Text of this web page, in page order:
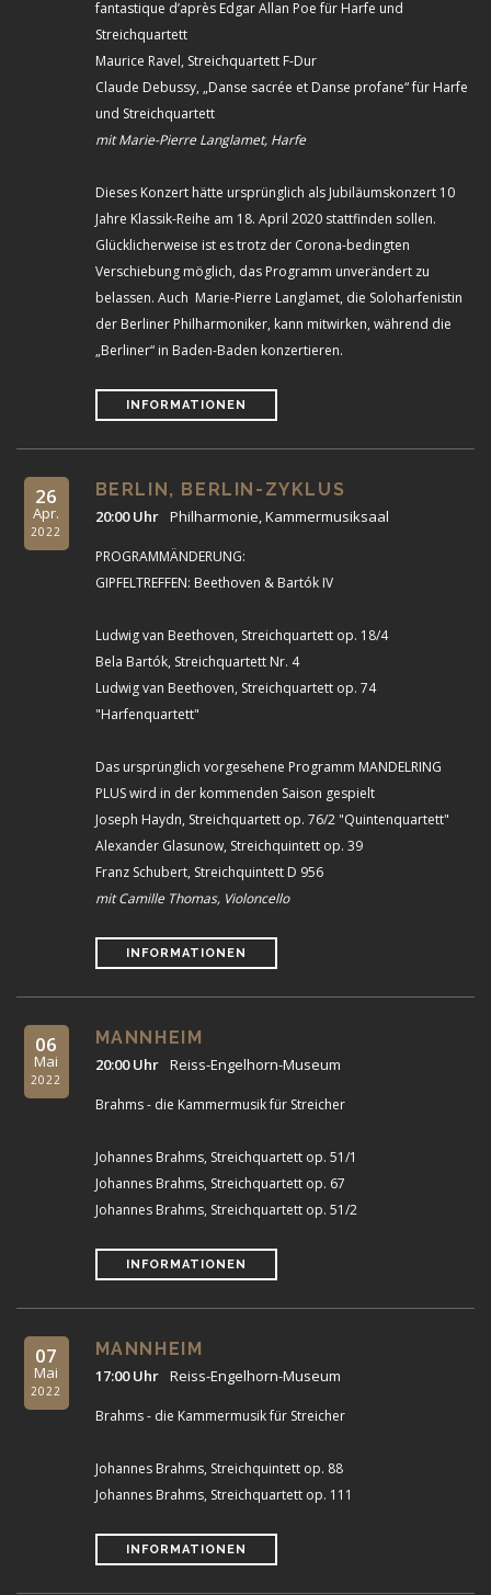
fantastique d’après Edgar Allan Poe für Harfe und
Streichquartett
Maurice Ravel, Streichquartett F-Dur
Claude Debussy, „Danse sacrée et Danse profane“ für Harfe
und Streichquartett
mit Marie-Pierre Langlamet, Harfe
Dieses Konzert hätte ursprünglich als Jubiläumskonzert 10
Jahre Klassik-Reihe am 18. April 2020 stattfinden sollen.
Glücklicherweise ist es trotz der Corona-bedingten
Verschiebung möglich, das Programm unverändert zu
belassen. Auch Marie-Pierre Langlamet, die Soloharfenistin
der Berliner Philharmoniker, kann mitwirken, während die
„Berliner“ in Baden-Baden konzertieren.
INFORMATIONEN
26
Apr.
2022
BERLIN, BERLIN-ZYKLUS
20:00 Uhr Philharmonie, Kammermusiksaal
PROGRAMMÄNDERUNG:
GIPFELTREFFEN: Beethoven & Bartók IV
Ludwig van Beethoven, Streichquartett op. 18/4
Bela Bartók, Streichquartett Nr. 4
Ludwig van Beethoven, Streichquartett op. 74
"Harfenquartett"
Das ursprünglich vorgesehene Programm MANDELRING
PLUS wird in der kommenden Saison gespielt
Joseph Haydn, Streichquartett op. 76/2 "Quintenquartett"
Alexander Glasunow, Streichquintett op. 39
Franz Schubert, Streichquintett D 956
mit Camille Thomas, Violoncello
INFORMATIONEN
06
Mai
2022
MANNHEIM
20:00 Uhr Reiss-Engelhorn-Museum
Brahms - die Kammermusik für Streicher
Johannes Brahms, Streichquartett op. 51/1
Johannes Brahms, Streichquartett op. 67
Johannes Brahms, Streichquartett op. 51/2
INFORMATIONEN
07
Mai
2022
MANNHEIM
17:00 Uhr Reiss-Engelhorn-Museum
Brahms - die Kammermusik für Streicher
Johannes Brahms, Streichquintett op. 88
Johannes Brahms, Streichquartett op. 111
INFORMATIONEN